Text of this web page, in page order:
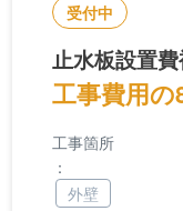
受付中
止水板設置
工事費用の
工事箇所
：
外壁